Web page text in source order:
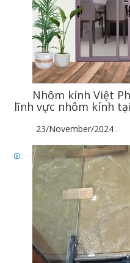
Nhôm kính Việt
lĩnh vực nhôm kính
23/November/2024 .